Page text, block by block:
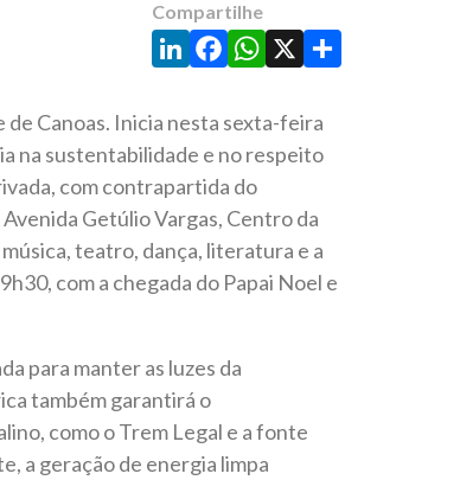
Compartilhe
LinkedIn
Facebook
WhatsApp
X Share
Canoas. Inicia nesta sexta-feira
na sustentabilidade e no respeito
com contrapartida do
Getúlio Vargas, Centro da
teatro, dança, literatura e a
com a chegada do Papai Noel e
para manter as luzes da
também garantirá o
como o Trem Legal e a fonte
a geração de energia limpa